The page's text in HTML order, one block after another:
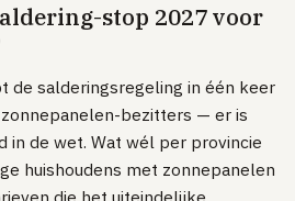
stop 2027 voor
de salderingsregeling in één keer
bezitters — er is
in de wet. Wat wél per provincie
huishoudens met zonnepanelen
die het uiteindelijke